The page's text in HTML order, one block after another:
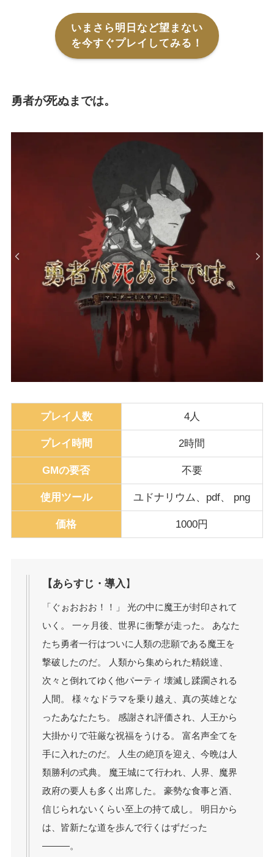
いまさら明日など望まない
を今すぐプレイしてみる！
勇者が死ぬまでは。
プレイ人数 4人
プレイ時間 2時間
GMの要否 不要
使用ツール ユドナリウム、pdf、 png
価格 1000円
【あらすじ・導入 】
「ぐぉおおお！！」 光の中に魔王が封印されて
いく。 一ヶ月後、世界に衝撃が走った。 あなた
たち勇者一行はついに人類の悲願である魔王を
撃破したのだ。 人類から集められた精鋭達、
次々と倒れてゆく他パーティ 壊滅し蹂躙される
人間。 様々なドラマを乗り越え、真の英雄とな
ったあなたたち。 感謝され評価され、人王から
大掛かりで荘厳な祝福をうける。 富名声全てを
手に入れたのだ。 人生の絶頂を迎え、今晩は人
類勝利の式典。 魔王城にて行われ、人界、魔界
政府の要人も多く出席した。 豪勢な食事と酒、
信じられないくらい至上の持て成し。 明日から
は、皆新たな道を歩んで行くはずだった
―――。